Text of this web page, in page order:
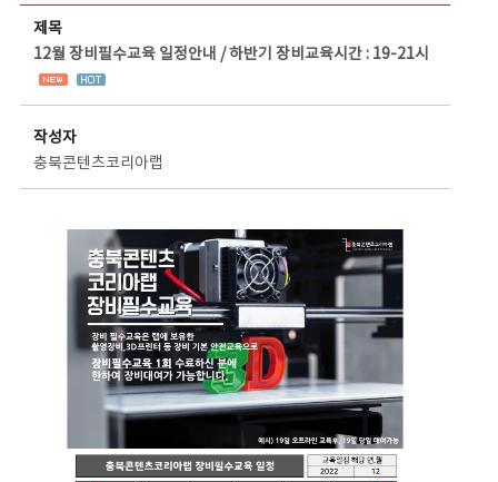
제목
12월 장비필수교육 일정안내 / 하반기 장비교육시간 : 19-21시
작성자
충북콘텐츠코리아랩